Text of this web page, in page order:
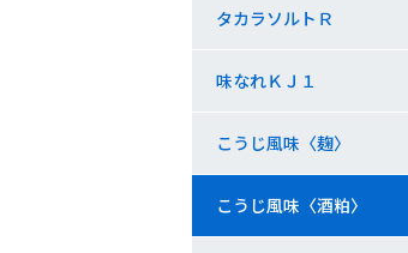
タカラソルトＲ
味なれＫＪ１
こうじ風味〈麹〉
こうじ風味〈酒粕〉